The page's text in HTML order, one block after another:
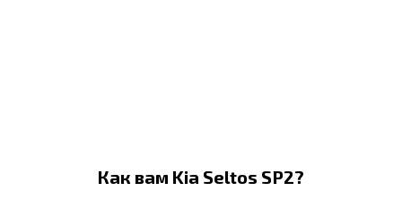
Как вам Kia Seltos SP2?